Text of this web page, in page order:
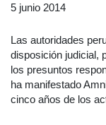
5 junio 2014
Las autoridades
disposición judicial,
los presuntos
ha manifestado
cinco años de los